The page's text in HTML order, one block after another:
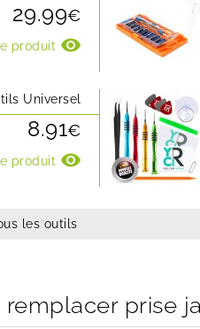
29.99€
produit visibility
Universel
8.91€
produit visibility
les outils
remplacer prise